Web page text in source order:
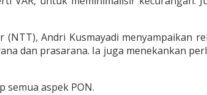
Andri Kusmayadi menyampaikan
dan prasarana. Ia juga menekankan
semua aspek PON.